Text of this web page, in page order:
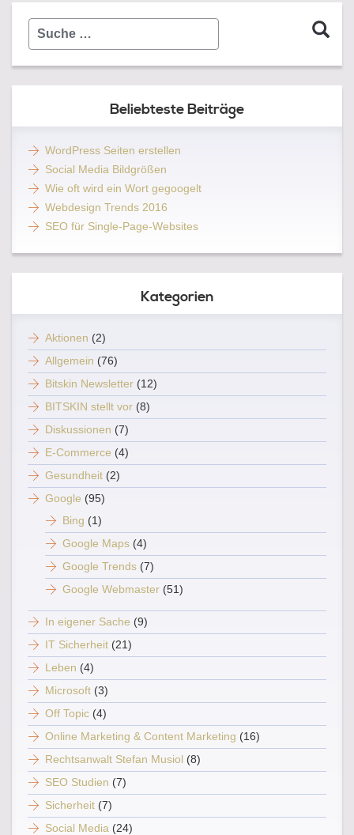
Beliebteste Beiträge
WordPress Seiten erstellen
Social Media Bildgrößen
Wie oft wird ein Wort gegoogelt
Webdesign Trends 2016
SEO für Single-Page-Websites
Kategorien
Aktionen (2)
Allgemein (76)
Bitskin Newsletter (12)
BITSKIN stellt vor (8)
Diskussionen (7)
E-Commerce (4)
Gesundheit (2)
Google (95)
Bing (1)
Google Maps (4)
Google Trends (7)
Google Webmaster (51)
In eigener Sache (9)
IT Sicherheit (21)
Leben (4)
Microsoft (3)
Off Topic (4)
Online Marketing & Content Marketing (16)
Rechtsanwalt Stefan Musiol (8)
SEO Studien (7)
Sicherheit (7)
Social Media (24)